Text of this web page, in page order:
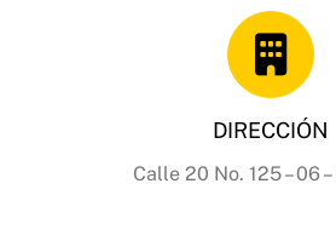
DIRECCIÓN
Calle 20 No. 125 – 06